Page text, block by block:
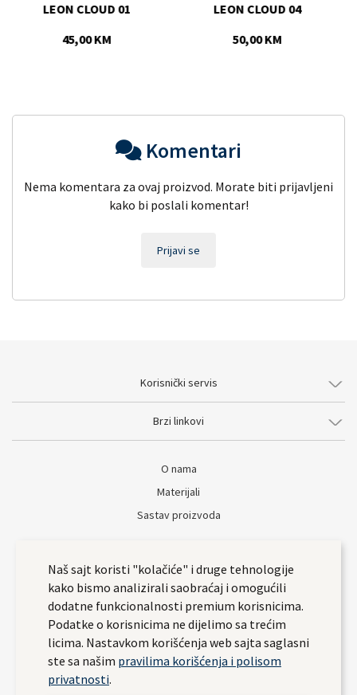
LEON CLOUD 04
50,00 KM
RISE
70,00 KM
Komentari
Nema komentara za ovaj proizvod. Morate biti prijavljeni
kako bi poslali komentar!
Prijavi se
Korisnički servis
Brzi linkovi
O nama
Materijali
Sastav proizvoda
Naš sajt koristi "kolačiće" i druge tehnologije
kako bismo analizirali saobraćaj i omogućili
dodatne funkcionalnosti premium korisnicima.
Podatke o korisnicima ne dijelimo sa trećim
licima. Nastavkom korišćenja web sajta saglasni
ste sa našim pravilima korišćenja i polisom
privatnosti.